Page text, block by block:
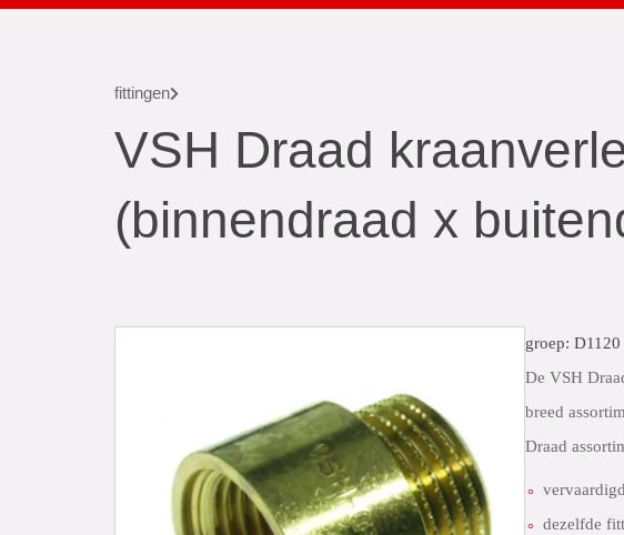
fittingen
VSH Draad
(binnendraad x
groep: D1120
De VSH
breed
Draad
dezelfde